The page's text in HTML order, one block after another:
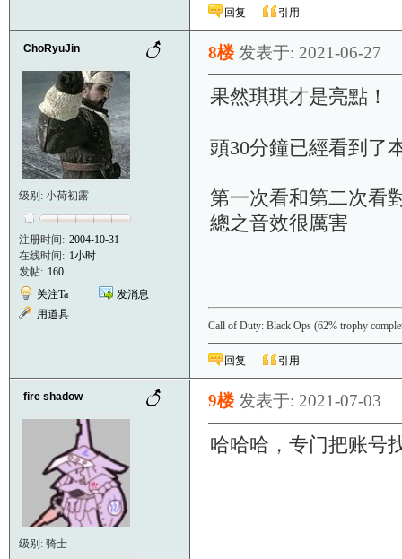
回复 引用
ChoRyuJin
级别: 小荷初露
注册时间: 2004-10-31
在线时间: 1小时
发帖: 160
关注Ta
发消息
用道具
8楼 发表于: 2021-06-27
果然琪琪才是亮點！
頭30分鐘已經看到了
第一次看和第二次看
總之音效很厲害
Call of Duty: Black Ops (62% trophy
回复 引用
fire shadow
级别: 骑士
9楼 发表于: 2021-07-03
哈哈哈，专门把账号